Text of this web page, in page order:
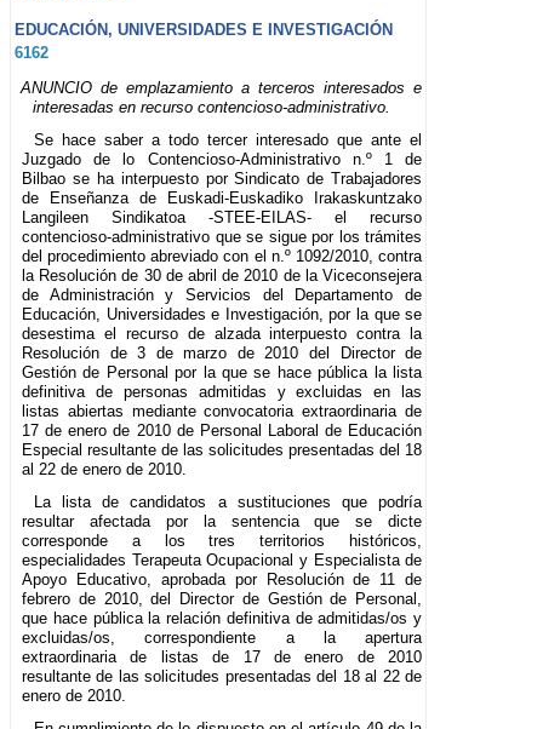
EDUCACIÓN, UNIVERSIDADES E INVESTIGACIÓN
6162
ANUNCIO de emplazamiento a terceros interesados e
interesadas en recurso contencioso-administrativo.
Se hace saber a todo tercer interesado que ante el
Juzgado de lo Contencioso-Administrativo n.º 1 de
Bilbao se ha interpuesto por Sindicato de Trabajadores
de Enseñanza de Euskadi-Euskadiko Irakaskuntzako
Langileen Sindikatoa -STEE-EILAS- el recurso
contencioso-administrativo que se sigue por los trámites
del procedimiento abreviado con el n.º 1092/2010, contra
la Resolución de 30 de abril de 2010 de la Viceconsejera
de Administración y Servicios del Departamento de
Educación, Universidades e Investigación, por la que se
desestima el recurso de alzada interpuesto contra la
Resolución de 3 de marzo de 2010 del Director de
Gestión de Personal por la que se hace pública la lista
definitiva de personas admitidas y excluidas en las
listas abiertas mediante convocatoria extraordinaria de
17 de enero de 2010 de Personal Laboral de Educación
Especial resultante de las solicitudes presentadas del 18
al 22 de enero de 2010.
La lista de candidatos a sustituciones que podría
resultar afectada por la sentencia que se dicte
corresponde a los tres territorios históricos,
especialidades Terapeuta Ocupacional y Especialista de
Apoyo Educativo, aprobada por Resolución de 11 de
febrero de 2010, del Director de Gestión de Personal,
que hace pública la relación definitiva de admitidas/os y
excluidas/os, correspondiente a la apertura
extraordinaria de listas de 17 de enero de 2010
resultante de las solicitudes presentadas del 18 al 22 de
enero de 2010.